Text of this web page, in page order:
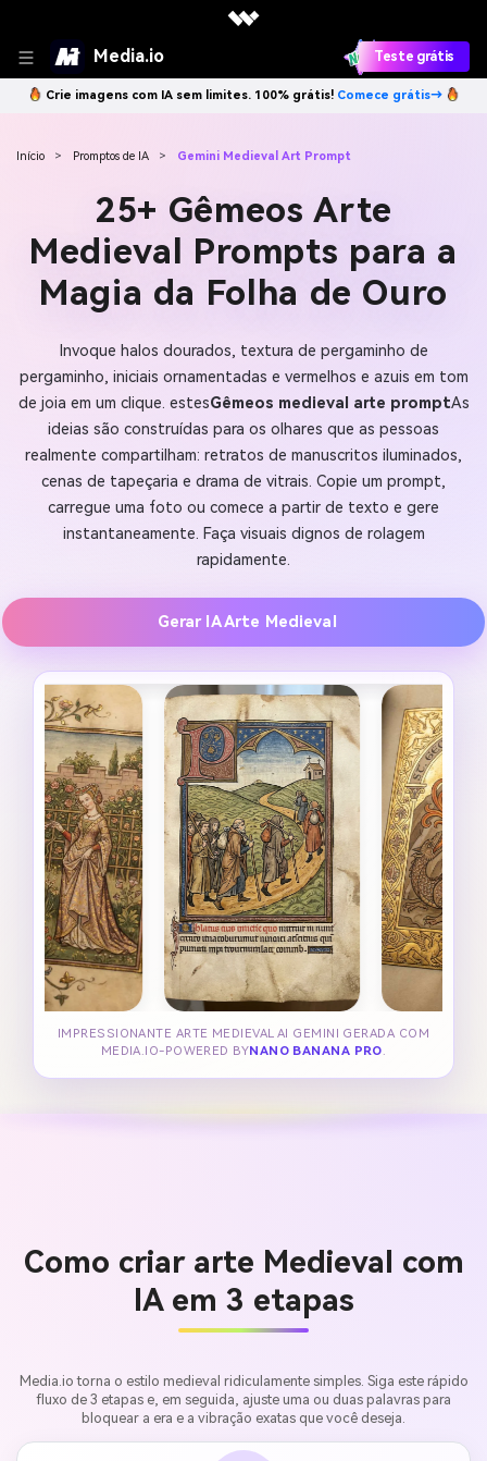
Media.io Teste grátis
Crie imagens com IA sem limites. 100% grátis! Comece grátis→
Início > Promptos de IA > Gemini Medieval Art Prompt
25+ Gêmeos Arte
Medieval Prompts para a
Magia da Folha de Ouro
Invoque halos dourados, textura de pergaminho de
pergaminho, iniciais ornamentadas e vermelhos e azuis em tom
de joia em um clique. estesGêmeos medieval arte promptAs
ideias são construídas para os olhares que as pessoas
realmente compartilham: retratos de manuscritos iluminados,
cenas de tapeçaria e drama de vitrais. Copie um prompt,
carregue uma foto ou comece a partir de texto e gere
instantaneamente. Faça visuais dignos de rolagem
rapidamente.
Gerar IA Arte Medieval
IMPRESSIONANTE ARTE MEDIEVAL AI GEMINI GERADA COM
MEDIA.IO-POWERED BYNANO BANANA PRO.
Como criar arte Medieval com
IA em 3 etapas
Media.io torna o estilo medieval ridiculamente simples. Siga este rápido
fluxo de 3 etapas e, em seguida, ajuste uma ou duas palavras para
bloquear a era e a vibração exatas que você deseja.